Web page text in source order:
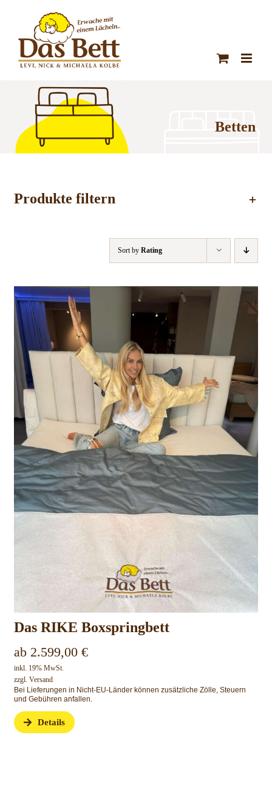
Betten
Produkte filtern
Sort byRating
Das RIKE Boxspringbett
ab 2.599,00 €
inkl. 19% MwSt.
zzgl. Versand
Bei Lieferungen in Nicht-EU-Länder können zusätzliche Zölle, Steuern
und Gebühren anfallen.
Details